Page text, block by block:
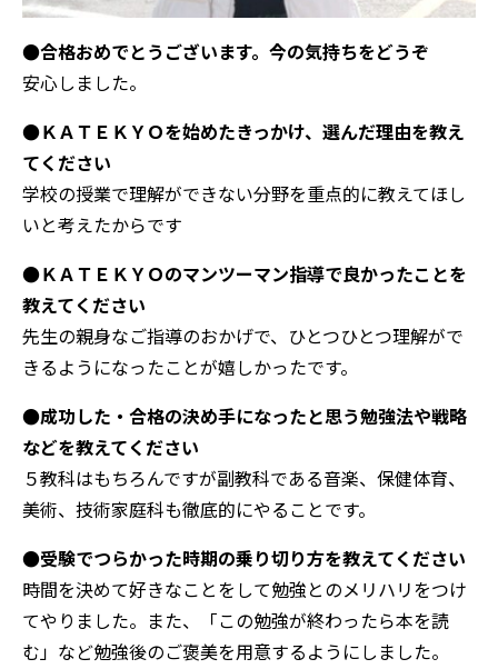
●合格おめでとうございます。今の気持ちをどうぞ
安心しました。
●ＫＡＴＥＫＹＯを始めたきっかけ、選んだ理由を教え
てください
学校の授業で理解ができない分野を重点的に教えてほし
いと考えたからです
●ＫＡＴＥＫＹＯのマンツーマン指導で良かったことを
教えてください
先生の親身なご指導のおかげで、ひとつひとつ理解がで
きるようになったことが嬉しかったです。
●成功した・合格の決め手になったと思う勉強法や戦略
などを教えてください
５教科はもちろんですが副教科である音楽、保健体育、
美術、技術家庭科も徹底的にやることです。
●受験でつらかった時期の乗り切り方を教えてください
時間を決めて好きなことをして勉強とのメリハリをつけ
てやりました。また、「この勉強が終わったら本を読
む」など勉強後のご褒美を用意するようにしました。